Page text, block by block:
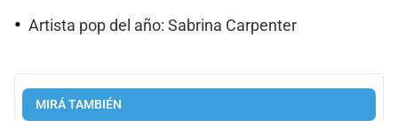
Artista pop del año: Sabrina Carpenter
MIRÁ TAMBIÉN